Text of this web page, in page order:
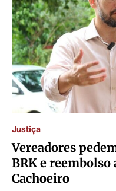
Justiça
Vereadores
BRK e reembolso
Cachoeiro